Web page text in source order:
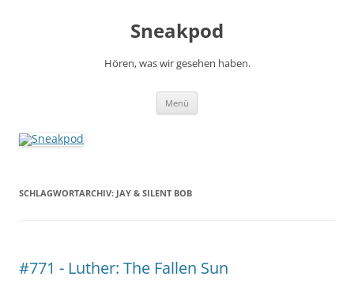
Sneakpod
Hören, was wir gesehen haben.
Menü
SCHLAGWORTARCHIV: JAY & SILENT BOB
#771 - Luther: The Fallen Sun